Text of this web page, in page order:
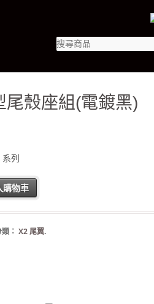
尾殼座組(電鍍黑)
系列
購物車
： X2 尾翼.